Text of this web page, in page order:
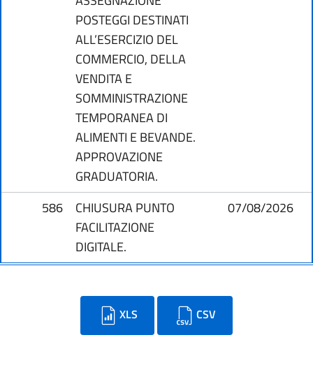
POSTEGGI DESTINATI
ALL’ESERCIZIO DEL
COMMERCIO, DELLA
VENDITA E
SOMMINISTRAZIONE
TEMPORANEA DI
ALIMENTI E BEVANDE.
APPROVAZIONE
GRADUATORIA.
586
CHIUSURA PUNTO
FACILITAZIONE
DIGITALE.
07/08/2026
XLS CSV